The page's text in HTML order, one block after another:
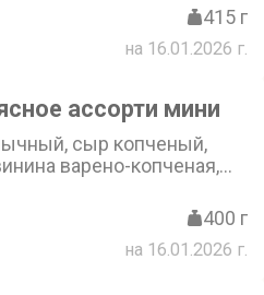
415 г
на 16.01.2026 г.
ассорти мини
сыр копченый,
варено-копченая,
Моцарелла, помидор, 400 г
на 16.01.2026 г.